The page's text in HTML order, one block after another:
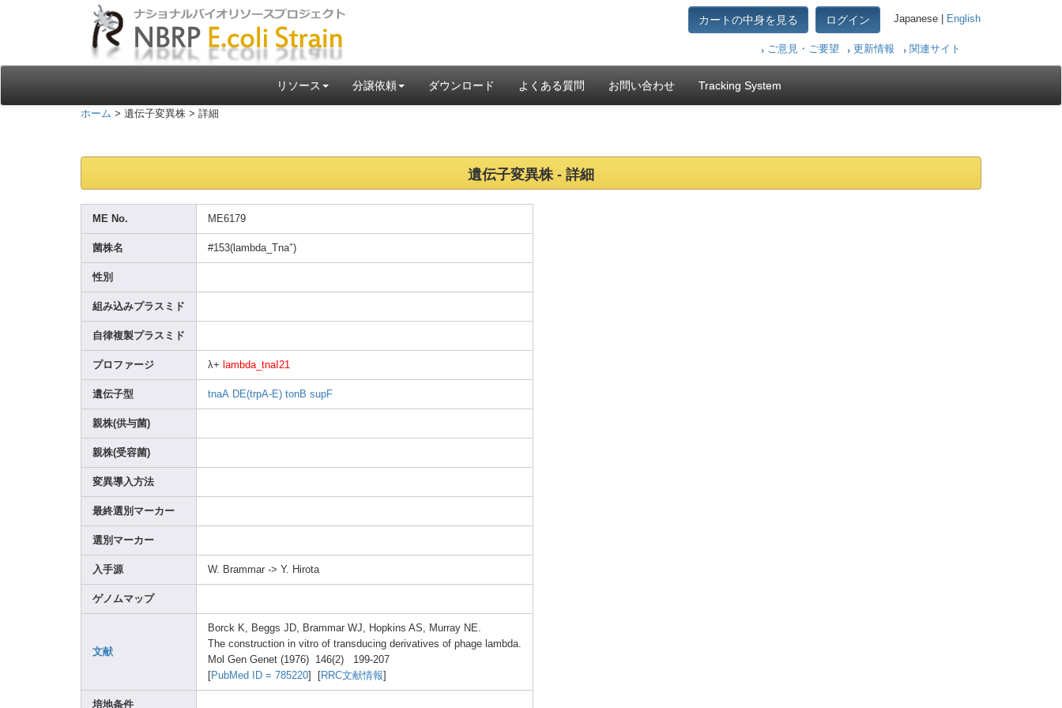
カートの中身を見る ログイン Japanese | English
ご意見・ご要望 更新情報 関連サイト
リソース 分譲依頼 ダウンロード よくある質問 お問い合わせ Tracking System
ホーム > 遺伝子変異株 > 詳細
遺伝子変異株 - 詳細
ME No. ME6179
菌株名 #153( lambda_Tna+)
性別
組み込みプラスミド
自律複製プラスミド
プロファージ λ+ lambda_tnaI21
遺伝子型 tnaA DE(trpA-E) tonB supF
親株(供与菌)
親株(受容菌)
変異導入方法
最終選別マーカー
選別マーカー
入手源 W. Brammar -> Y. Hirota
ゲノムマップ
文献
Borck K, Beggs JD, Brammar WJ, Hopkins AS, Murray NE.
The construction in vitro of transducing derivatives of phage lambda.
Mol Gen Genet (1976) 146(2) 199-207
PubMed ID = 785220 RRC文献情報
培地条件